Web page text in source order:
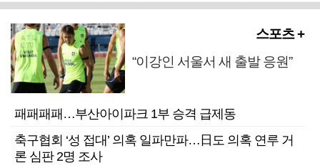
스포츠 +
“이강인 서울서 새 출발 응원”
패패패패…부산아이파크 1부 승격 급제동
축구협회 ‘성 접대’ 의혹 일파만파…日도 의혹 연루 거
론 심판 2명 조사